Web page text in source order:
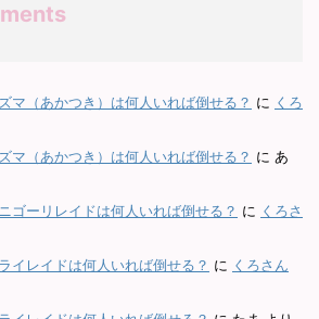
マ（あかつき）は何人いれば倒せる？ に くろ
マ（あかつき）は何人いれば倒せる？ に あ
ゴーリレイドは何人いれば倒せる？ に くろさ
イレイドは何人いれば倒せる？ に くろさん